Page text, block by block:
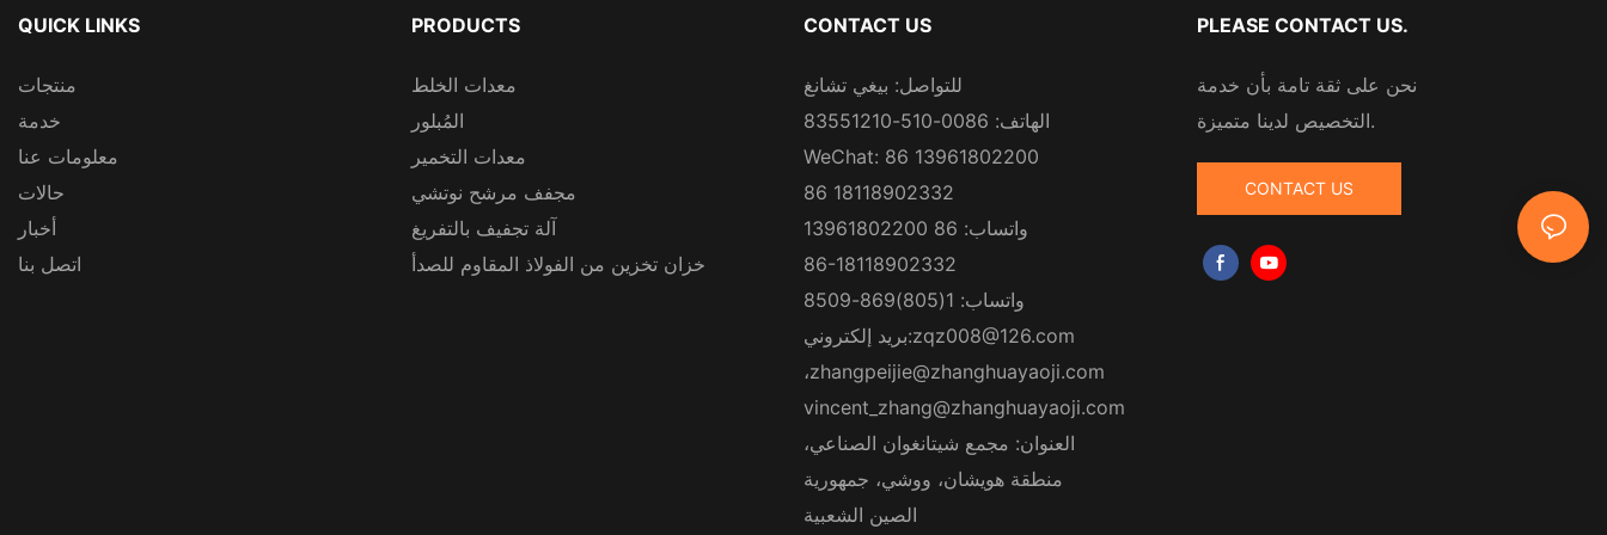
QUICK LINKS
منتجات
خدمة
معلومات عنا
حالات
أخبار
اتصل بنا
PRODUCTS
معدات الخلط
المُبلور
معدات التخمير
مجفف مرشح نوتشي
آلة تجفيف بالتفريغ
خزان تخزين من الفولاذ المقاوم للصدأ
CONTACT US
للتواصل: بيغي تشانغ
الهاتف: 0086-510-83551210
WeChat: 86 13961802200
86 18118902332
واتساب: 86 13961802200
86-18118902332
واتساب: 1(805)869-8509
بريد إلكتروني:zqz008@126.com
،zhangpeijie@zhanghuayaoji.com
vincent_zhang@zhanghuayaoji.com
العنوان: مجمع شيتانغوان الصناعي،
منطقة هويشان، ووشي، جمهورية
الصين الشعبية
PLEASE CONTACT US.
نحن على ثقة تامة بأن خدمة
التخصيص لدينا متميزة.
CONTACT US